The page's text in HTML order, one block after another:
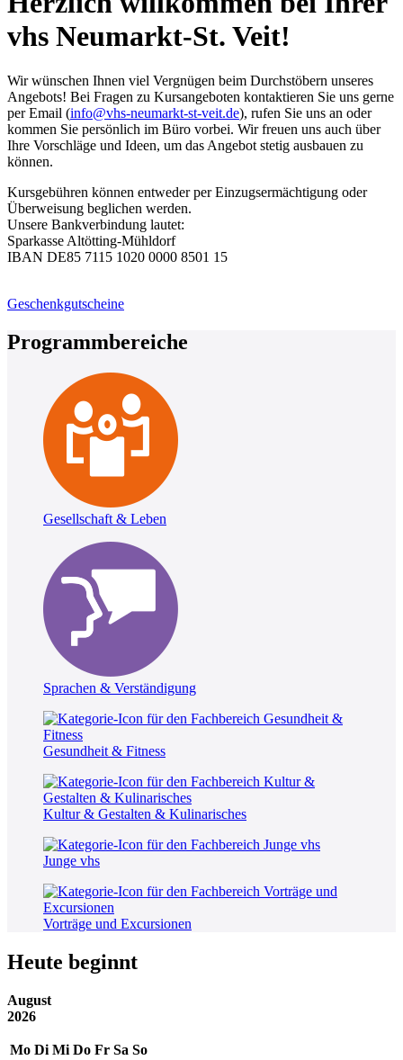
vhs Neumarkt-St. Veit!
Wir wünschen Ihnen viel Vergnügen beim Durchstöbern unseres
Angebots! Bei Fragen zu Kursangeboten kontaktieren Sie uns gerne
per Email (info@vhs-neumarkt-st-veit.de), rufen Sie uns an oder
kommen Sie persönlich im Büro vorbei. Wir freuen uns auch über
Ihre Vorschläge und Ideen, um das Angebot stetig ausbauen zu
können.
Kursgebühren können entweder per Einzugsermächtigung oder
Überweisung beglichen werden.
Unsere Bankverbindung lautet:
Sparkasse Altötting-Mühldorf
IBAN DE85 7115 1020 0000 8501 15
Geschenkgutscheine
Programmbereiche
Gesellschaft & Leben
Sprachen & Verständigung
Gesundheit & Fitness
Kultur & Gestalten & Kulinarisches
Junge vhs
Vorträge und Excursionen
Heute beginnt
August
2026
Mo Di Mi Do Fr Sa So